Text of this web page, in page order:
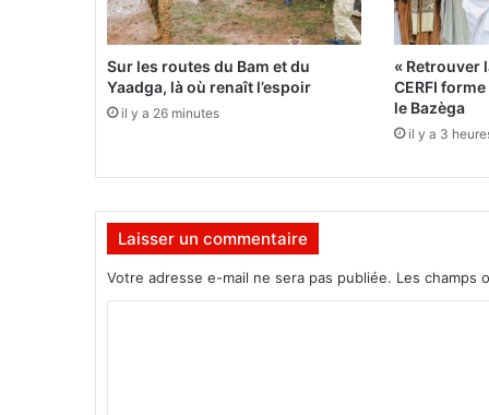
r
é
e
s
t
j
e
Sur les routes du Bam et du
Yaadga, là où renaît l’espoir
il y a 26 minutes
« Retrouver
CERFI
le Bazèga
il y a 3
Laisser un commentaire
Votre adresse e-mail ne sera pas publiée. Les champs